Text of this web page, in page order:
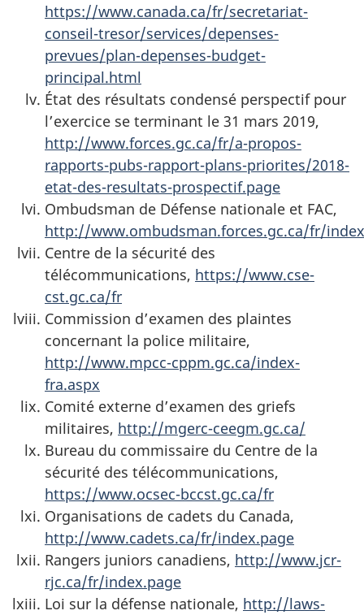
https://www.canada.ca/fr/secretariat-
conseil-tresor/services/depenses-
prevues/plan-depenses-budget-
principal.html
État des résultats condensé perspectif pour
l’exercice se terminant le 31 mars 2019,
http://www.forces.gc.ca/fr/a-propos-
rapports-pubs-rapport-plans-priorites/2018-
etat-des-resultats-prospectif.page
Ombudsman de Défense nationale et FAC,
http://www.ombudsman.forces.gc.ca/fr/
Centre de la sécurité des
télécommunications, https://www.cse-
cst.gc.ca/fr
Commission d’examen des plaintes
concernant la police militaire,
http://www.mpcc-cppm.gc.ca/index-
fra.aspx
Comité externe d’examen des griefs
militaires, http://mgerc-ceegm.gc.ca/
Bureau du commissaire du Centre de la
sécurité des télécommunications,
https://www.ocsec-bccst.gc.ca/fr
Organisations de cadets du Canada,
http://www.cadets.ca/fr/index.page
Rangers juniors canadiens, http://www.jcr-
rjc.ca/fr/index.page
Loi sur la défense nationale, http://laws-